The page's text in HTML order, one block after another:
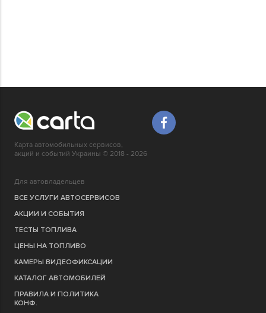
Карта автомобильных сервисов,
акций и событий Украины © 2018 - 2026
Для автовладельцев
ВСЕ УСЛУГИ АВТОСЕРВИСОВ
АКЦИИ И СОБЫТИЯ
ТЕСТЫ ТОПЛИВА
ЦЕНЫ НА ТОПЛИВО
КАМЕРЫ ВИДЕОФИКСАЦИИ
КАТАЛОГ АВТОМОБИЛЕЙ
ПРАВИЛА И ПОЛИТИКА
КОНФ.